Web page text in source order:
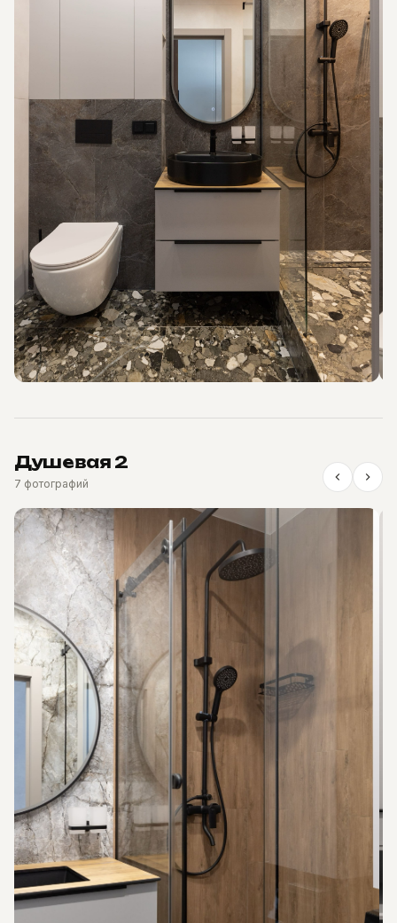
Душевая 2
7 фотографий